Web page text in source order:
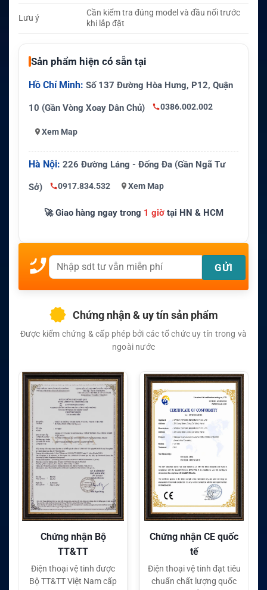
Lưu ý
Cần kiểm tra đúng model và đầu nối trước
khi lắp đặt
Sản phẩm hiện có sẵn tại
Hồ Chí Minh: Số 137 Đường Hòa Hưng, P12, Quận
10 (Gần Vòng Xoay Dân Chủ) 0386.002.002
Xem Map
Hà Nội: 226 Đường Láng - Đống Đa (Gần Ngã Tư
Sở) 0917.834.532 Xem Map
🚀 Giao hàng ngay trong 1 giờtại HN & HCM
Chứng nhận & uy tín sản phẩm
Được kiểm chứng & cấp phép bởi các tổ chức uy tín trong và
ngoài nước
Chứng nhận CE quốc
tế
Điện thoại vệ tinh đạt tiêu
chuẩn chất lượng quốc
Chứng nhận FC quốc
tế
Điện thoại vệ tinh đạt tiêu
chuẩn chất lượng quốc